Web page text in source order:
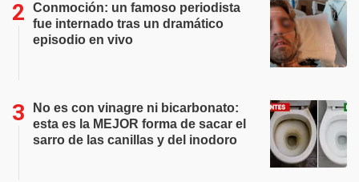
Conmoción: un famoso periodista
fue internado tras un dramático
episodio en vivo
No es con vinagre ni bicarbonato:
esta es la MEJOR forma de sacar el
sarro de las canillas y del inodoro